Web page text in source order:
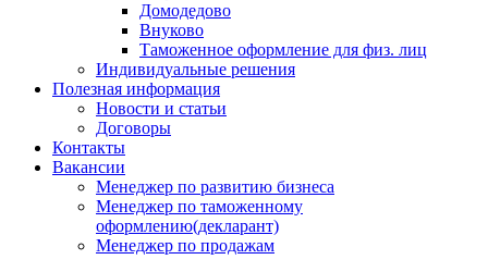
Домодедово
Внуково
Таможенное оформление для физ. лиц
Индивидуальные решения
Полезная информация
Новости и статьи
Договоры
Контакты
Вакансии
Менеджер по развитию бизнеса
Менеджер по таможенному
оформлению(декларант)
Менеджер по продажам